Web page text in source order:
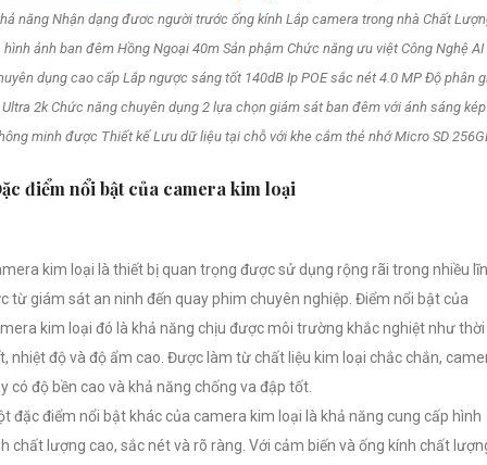
năng Nhận dạng đươc người trước ống kính Lắp camera trong nhà Chất
hình ảnh ban đêm Hồng Ngoại 40m Sản phậm Chức năng ưu việt Công Nghệ AI
dụng cao cấp Lắp ngược sáng tốt 140dB Ip POE sắc nét 4.0 MP Độ phân
Ultra 2k Chức năng chuyên dụng 2 lựa chọn giám sát ban đêm với ánh sáng kép
minh được Thiết kế Lưu dữ liệu tại chỗ với khe cắm thẻ nhớ Micro SD
điểm nổi bật của camera kim loại
kim loại là thiết bị quan trọng được sử dụng rộng rãi trong nhiều
từ giám sát an ninh đến quay phim chuyên nghiệp. Điểm nổi bật của
kim loại đó là khả năng chịu được môi trường khắc nghiệt như thời
nhiệt độ và độ ẩm cao. Được làm từ chất liệu kim loại chắc chắn,
có độ bền cao và khả năng chống va đập tốt.
đặc điểm nổi bật khác của camera kim loại là khả năng cung cấp hình
chất lượng cao, sắc nét và rõ ràng. Với cảm biến và ống kính chất